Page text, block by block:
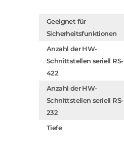
Geeignet für
Sicherheitsfunktionen
Anzahl der HW-
Schnittstellen seriell RS-
422
Anzahl der HW-
Schnittstellen seriell RS-
232
Tiefe